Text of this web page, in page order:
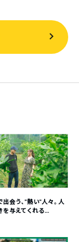
会う、“熱い“人々。人
を与えてくれる...